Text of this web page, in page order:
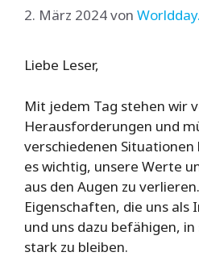
2. März 2024von
Liebe Leser,
Mit jedem Tag stehen wir
Herausforderungen und
verschiedenen
es wichtig, unsere Werte
aus den Augen zu verlieren.
Eigenschaften, die uns als
und uns dazu befähigen,
stark zu bleiben.